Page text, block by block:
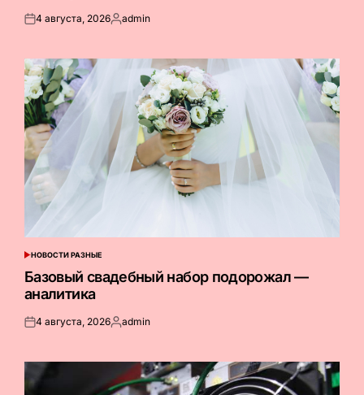
Опубликовано
4 августа, 2026Запись
admin
ОПУБЛИКОВАНО
В
НОВОСТИ РАЗНЫЕ
Базовый свадебный набор подорожал —
аналитика
Опубликовано
4 августа, 2026Запись
admin